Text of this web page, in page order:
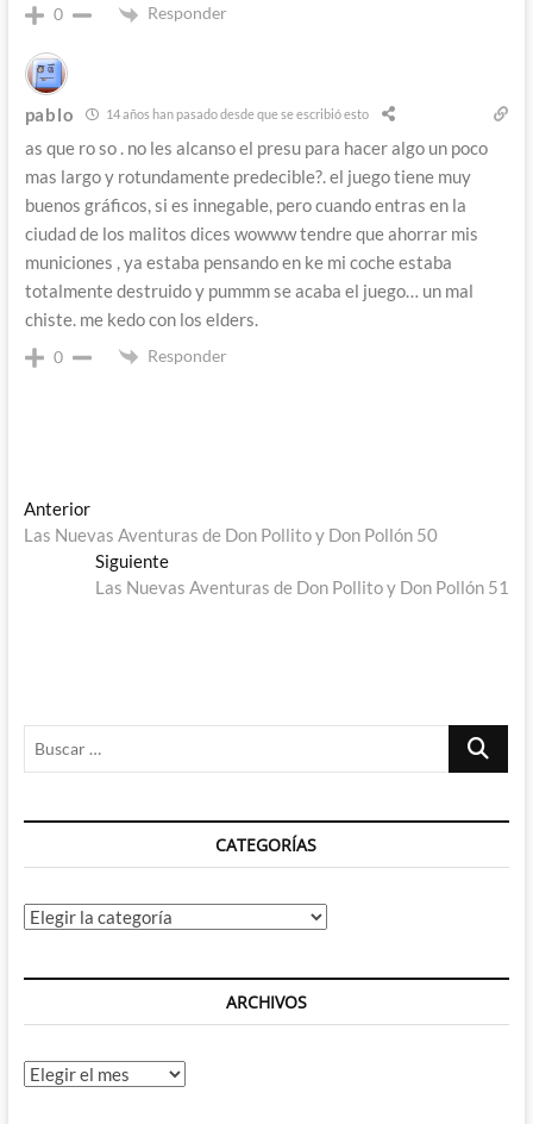
0 Responder
pablo 14 años han pasado desde que se escribió esto
as que ro so . no les alcanso el presu para hacer algo un poco
mas largo y rotundamente predecible?. el juego tiene muy
buenos gráficos, si es innegable, pero cuando entras en la
ciudad de los malitos dices wowww tendre que ahorrar mis
municiones , ya estaba pensando en ke mi coche estaba
totalmente destruido y pummm se acaba el juego… un mal
chiste. me kedo con los elders.
0 Responder
Navegación
de
entradas
AnteriorEntrada
anterior:
Las Nuevas Aventuras de Don Pollito y Don Pollón 50
SiguienteEntrada
siguiente:
Las Nuevas Aventuras de Don Pollito y Don Pollón 51
Buscar
CATEGORÍAS
Categorías
ARCHIVOS
Archivos